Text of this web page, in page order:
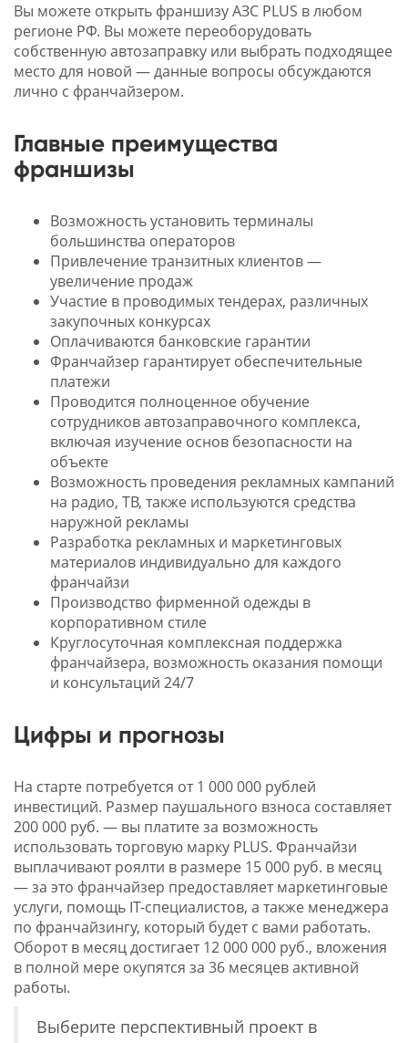
Вы можете открыть франшизу АЗС PLUS в любом
регионе РФ. Вы можете переоборудовать
собственную автозаправку или выбрать подходящее
место для новой — данные вопросы обсуждаются
лично с франчайзером.
Главные преимущества
франшизы
Возможность установить терминалы
большинства операторов
Привлечение транзитных клиентов —
увеличение продаж
Участие в проводимых тендерах, различных
закупочных конкурсах
Оплачиваются банковские гарантии
Франчайзер гарантирует обеспечительные
платежи
Проводится полноценное обучение
сотрудников автозаправочного комплекса,
включая изучение основ безопасности на
объекте
Возможность проведения рекламных кампаний
на радио, ТВ, также используются средства
наружной рекламы
Разработка рекламных и маркетинговых
материалов индивидуально для каждого
франчайзи
Производство фирменной одежды в
корпоративном стиле
Круглосуточная комплексная поддержка
франчайзера, возможность оказания помощи
и консультаций 24/7
Цифры и прогнозы
На старте потребуется от 1 000 000 рублей
инвестиций. Размер паушального взноса составляет
200 000 руб. — вы платите за возможность
использовать торговую марку PLUS. Франчайзи
выплачивают роялти в размере 15 000 руб. в месяц
— за это франчайзер предоставляет маркетинговые
услуги, помощь IT-специалистов, а также менеджера
по франчайзингу, который будет с вами работать.
Оборот в месяц достигает 12 000 000 руб., вложения
в полной мере окупятся за 36 месяцев активной
работы.
Выберите перспективный проект в